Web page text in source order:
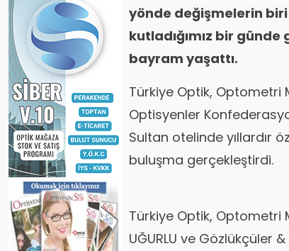
yönde değişmelerin biri
kutladığımız bir
bayram yaşattı.
Türkiye Optik, Optometri
Optisyenler
Sultan otelinde yıllardır
buluşma gerçekleştirdi.
Türkiye Optik, Optometri
UĞURLU ve Gözlükçüler